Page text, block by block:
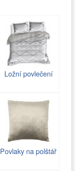
Ložní povlečení
Povlaky na polštář